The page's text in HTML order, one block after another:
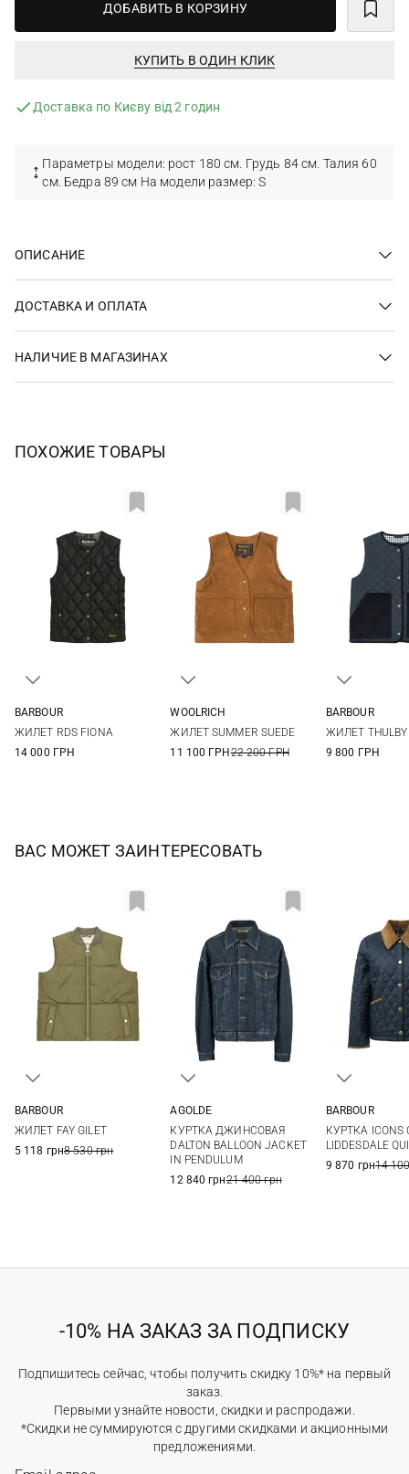
ДОБАВИТЬ В КОРЗИНУ
КУПИТЬ В ОДИН КЛИК
Доставка по Києву від 2 годин
Параметры модели: рост 180 см. Грудь 84 см. Талия 60
см. Бедра 89 см На модели размер: S
ОПИСАНИЕ
ДОСТАВКА И ОПЛАТА
НАЛИЧИЕ В МАГАЗИНАХ
ПОХОЖИЕ ТОВАРЫ
BARBOUR
ЖИЛЕТ RDS FIONA
14 000 ГРН
WOOLRICH
ЖИЛЕТ SUMMER SUEDE
11 100 ГРН22 200 ГРН
BARBOUR
ЖИЛЕТ THULBY
9 800 ГРН
ВАС МОЖЕТ ЗАИНТЕРЕСОВАТЬ
BARBOUR
ЖИЛЕТ FAY GILET
5 118 грн8 530 грн
AGOLDE
КУРТКА ДЖИНСОВАЯ
DALTON BALLOON JACKET
IN PENDULUM
12 840 грн21 400 грн
16
BARBOUR
КУРТКА ICONS
LIDDESDALE
9 870 грн14
-10% НА ЗАКАЗ ЗА ПОДПИСКУ
Подпишитесь сейчас, чтобы получить скидку 10%* на первый
заказ.
Первыми узнайте новости, скидки и распродажи.
*Скидки не суммируются с другими скидками и акционными
предложениями.